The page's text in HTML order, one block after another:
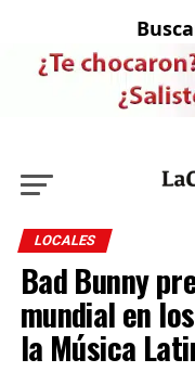
LOCALES
Bad Bunny
mundial en
la Música